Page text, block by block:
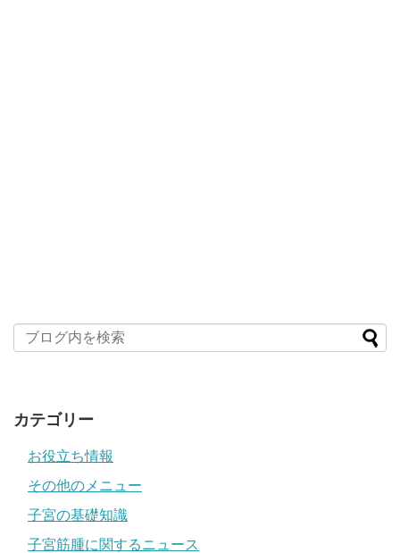
カテゴリー
お役立ち情報
その他のメニュー
子宮の基礎知識
子宮筋腫に関するニュース